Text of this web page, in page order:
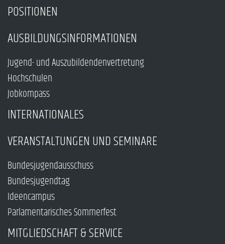
POSITIONEN
AUSBILDUNGSINFORMATIONEN
Jugend- und Auszubildendenvertretung
Hochschulen
Jobkompass
INTERNATIONALES
VERANSTALTUNGEN UND SEMINARE
Bundesjugendausschuss
Bundesjugendtag
Ideencampus
Parlamentarisches Sommerfest
MITGLIEDSCHAFT & SERVICE